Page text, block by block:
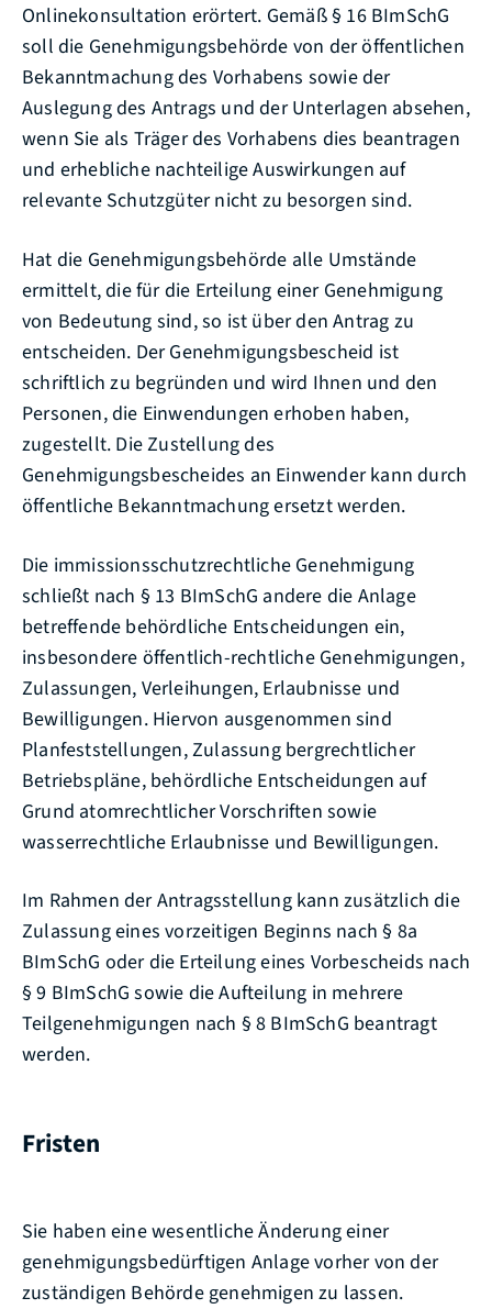
Onlinekonsultation erörtert. Gemäß § 16 BImSchG
soll die Genehmigungsbehörde von der öffentlichen
Bekanntmachung des Vorhabens sowie der
Auslegung des Antrags und der Unterlagen absehen,
wenn Sie als Träger des Vorhabens dies beantragen
und erhebliche nachteilige Auswirkungen auf
relevante Schutzgüter nicht zu besorgen sind.
Hat die Genehmigungsbehörde alle Umstände
ermittelt, die für die Erteilung einer Genehmigung
von Bedeutung sind, so ist über den Antrag zu
entscheiden. Der Genehmigungsbescheid ist
schriftlich zu begründen und wird Ihnen und den
Personen, die Einwendungen erhoben haben,
zugestellt. Die Zustellung des
Genehmigungsbescheides an Einwender kann durch
öffentliche Bekanntmachung ersetzt werden.
Die immissionsschutzrechtliche Genehmigung
schließt nach § 13 BImSchG andere die Anlage
betreffende behördliche Entscheidungen ein,
insbesondere öffentlich-rechtliche Genehmigungen,
Zulassungen, Verleihungen, Erlaubnisse und
Bewilligungen. Hiervon ausgenommen sind
Planfeststellungen, Zulassung bergrechtlicher
Betriebspläne, behördliche Entscheidungen auf
Grund atomrechtlicher Vorschriften sowie
wasserrechtliche Erlaubnisse und Bewilligungen.
Im Rahmen der Antragsstellung kann zusätzlich die
Zulassung eines vorzeitigen Beginns nach § 8a
BImSchG oder die Erteilung eines Vorbescheids nach
§ 9 BImSchG sowie die Aufteilung in mehrere
Teilgenehmigungen nach § 8 BImSchG beantragt
werden.
Fristen
Sie haben eine wesentliche Änderung einer
genehmigungsbedürftigen Anlage vorher von der
zuständigen Behörde genehmigen zu lassen.